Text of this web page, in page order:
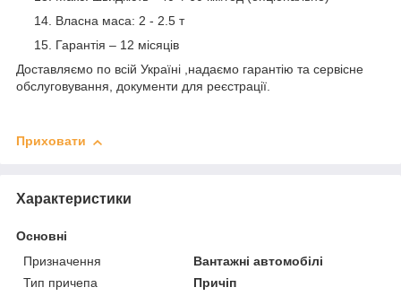
Власна маса: 2 - 2.5 т
Гарантія – 12 місяців
Доставляємо по всій Україні ,надаємо гарантію та сервісне
обслуговування, документи для реєстрації.
Приховати
Характеристики
Основні
Призначення
Вантажні автомобілі
Тип причепа
Причіп